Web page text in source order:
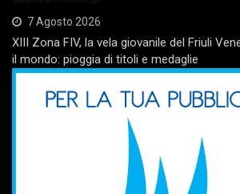
7 Agosto 2026
XIII Zona FIV, la vela giovanile del Friuli
il mondo: pioggia di titoli e medaglie